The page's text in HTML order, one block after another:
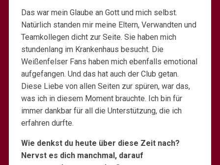
Das war mein Glaube an Gott und mich selbst.
Natürlich standen mir meine Eltern, Verwandten und
Teamkollegen dicht zur Seite. Sie haben mich
stundenlang im Krankenhaus besucht. Die
Weißenfelser Fans haben mich ebenfalls emotional
aufgefangen. Und das hat auch der Club getan.
Diese Liebe von allen Seiten zur spüren, war das,
was ich in diesem Moment brauchte. Ich bin für
immer dankbar für all die Unterstützung, die ich
erfahren durfte.
Wie denkst du heute über diese Zeit nach?
Nervst es dich manchmal, darauf